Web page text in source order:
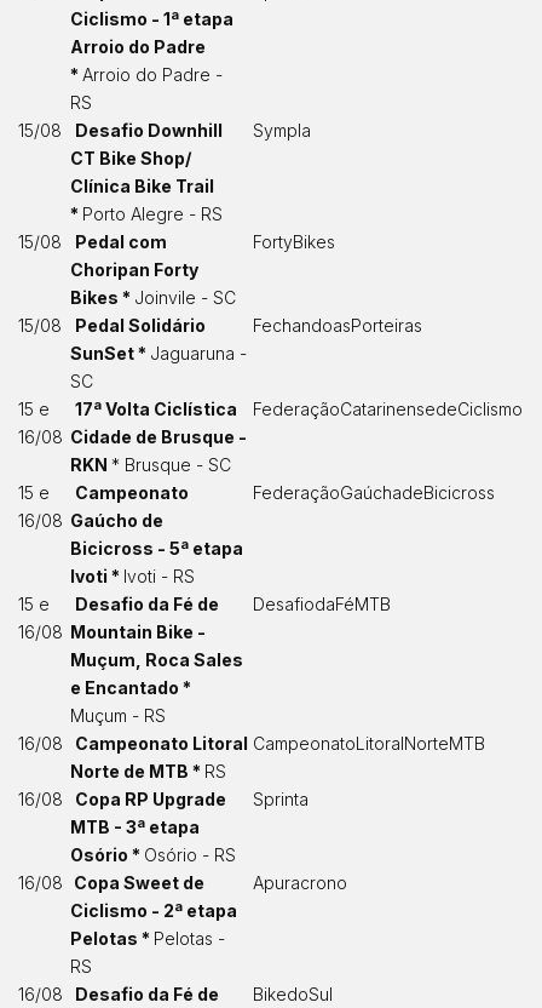
Ciclismo - 1ª etapa
Arroio do Padre
* Arroio do Padre -
RS
15/08
Desafio Downhill
CT Bike Shop/
Clínica Bike Trail
* Porto Alegre - RS
Sympla
15/08
Pedal com
Choripan Forty
Bikes * Joinvile - SC
FortyBikes
15/08
Pedal Solidário
SunSet * Jaguaruna -
SC
FechandoasPorteiras
15 e
16/08
17ª Volta Ciclística
Cidade de Brusque -
RKN * Brusque - SC
FederaçãoCatarinensedeCiclismo
15 e
16/08
Campeonato
Gaúcho de
Bicicross - 5ª etapa
Ivoti * Ivoti - RS
FederaçãoGaúchadeBicicross
15 e
16/08
Desafio da Fé de
Mountain Bike -
Muçum, Roca Sales
e Encantado *
Muçum - RS
DesafiodaFéMTB
16/08
Campeonato Litoral
Norte de MTB * RS
CampeonatoLitoralNorteMTB
16/08
Copa RP Upgrade
MTB - 3ª etapa
Osório * Osório - RS
Sprinta
16/08
Copa Sweet de
Ciclismo - 2ª etapa
Pelotas * Pelotas -
RS
Apuracrono
16/08 Desafio da Fé de BikedoSul